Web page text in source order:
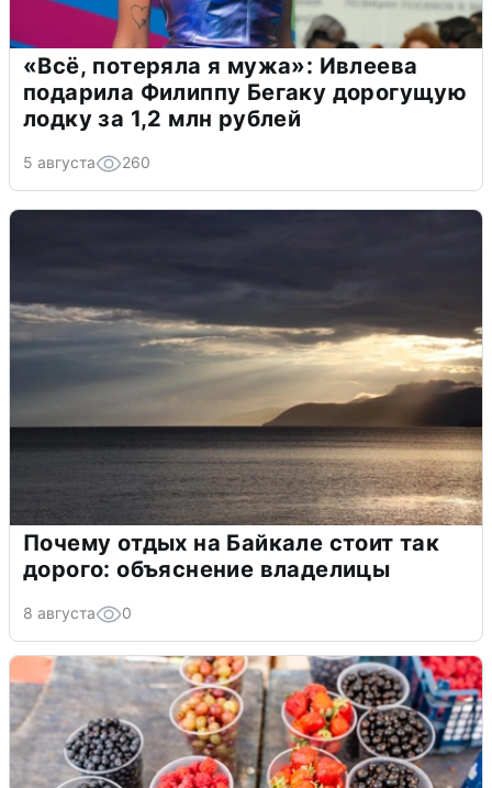
«Всё, потеряла я мужа»: Ивлеева
подарила Филиппу Бегаку дорогущую
лодку за 1,2 млн рублей
5 августа 260
Почему отдых на Байкале стоит так
дорого: объяснение владелицы
8 августа 0